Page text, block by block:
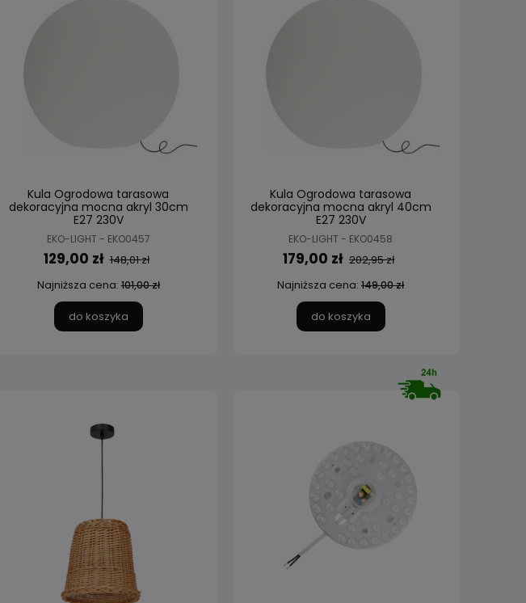
Kula Ogrodowa tarasowa
dekoracyjna mocna akryl 30cm
E27 230V
EKO-LIGHT - EKO0457
129,00 zł 148,01 zł
Najniższa cena:101,00 zł
do koszyka
Kula Ogrodowa tarasowa
dekoracyjna mocna akryl 40cm
E27 230V
EKO-LIGHT - EKO0458
179,00 zł 202,95 zł
Najniższa cena: 149,00 zł
do koszyka